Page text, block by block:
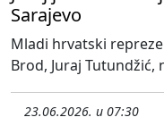
Sarajevo
Mladi hrvatski
Brod, Juraj Tutundžić,
23.06.2026. u 07:30